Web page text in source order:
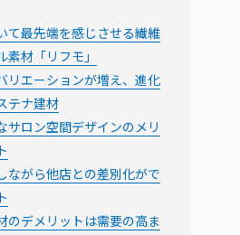
て最先端を感じさせる繊維
材「リフモ」
リエーションが増え、進化
テナ建材
サロン空間デザインのメリ
ながら他店との差別化がで
のデメリットは需要の高ま